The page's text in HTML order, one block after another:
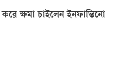
ক্ষমা চাইলেন ইনফান্তিনো